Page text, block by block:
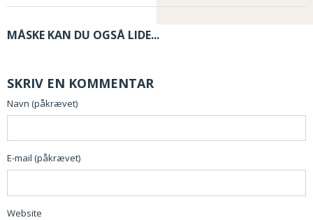
MÅSKE KAN DU OGSÅ LIDE...
SKRIV EN KOMMENTAR
Navn (påkrævet)
E-mail (påkrævet)
Website